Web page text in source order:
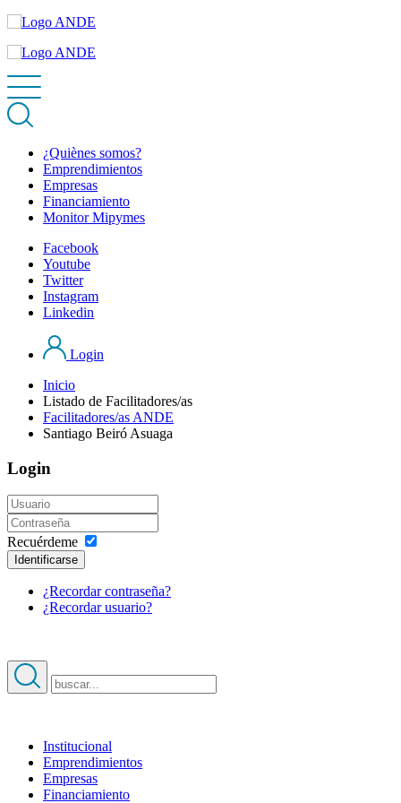
¿Quiènes somos?
Emprendimientos
Empresas
Financiamiento
Monitor Mipymes
Facebook
Youtube
Twitter
Instagram
Linkedin
Login
Inicio
Listado de Facilitadores/as
Facilitadores/as ANDE
Santiago Beiró Asuaga
Login
Recuérdeme
Identificarse
¿Recordar contraseña?
¿Recordar usuario?
Institucional
Acerca de ANDE
Autoridades
Emprendimientos
Empresas
Financiamiento